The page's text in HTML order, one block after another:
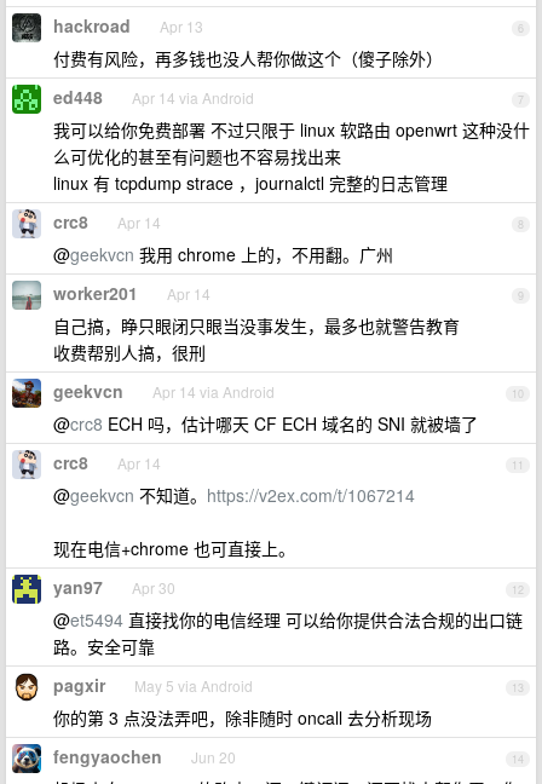
6
hackroad Apr 13
付费有风险，再多钱也没人帮你做这个（傻子除外）
7
ed448 Apr 14 via Android
我可以给你免费部署 不过只限于 linux 软路由 openwrt 这种没什
么可优化的甚至有问题也不容易找出来
linux 有 tcpdump strace ，journalctl 完整的日志管理
8
crc8 Apr 14
@geekvcn 我用 chrome 上的，不用翻。广州
9
worker201 Apr 14
自己搞，睁只眼闭只眼当没事发生，最多也就警告教育
收费帮别人搞，很刑
10
geekvcn Apr 14 via Android
@crc8 ECH 吗，估计哪天 CF ECH 域名的 SNI 就被墙了
11
crc8 Apr 14
@geekvcn 不知道。 https://v2ex.com/t/1067214
现在电信+chrome 也可直接上。
12
yan97 Apr 30
@et5494 直接找你的电信经理 可以给你提供合法合规的出口链
路。安全可靠
13
pagxir May 5 via Android
你的第 3 点没法弄吧，除非随时 oncall 去分析现场
14
fengyaochen Jun 20